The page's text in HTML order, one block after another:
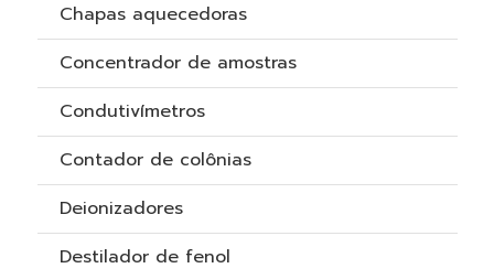
Chapas aquecedoras
Concentrador de amostras
Condutivímetros
Contador de colônias
Deionizadores
Destilador de fenol